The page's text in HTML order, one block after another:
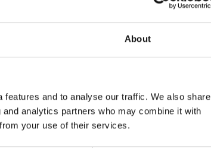
About
and to analyse our traffic. We also share
analytics partners who may combine it with
your use of their services.